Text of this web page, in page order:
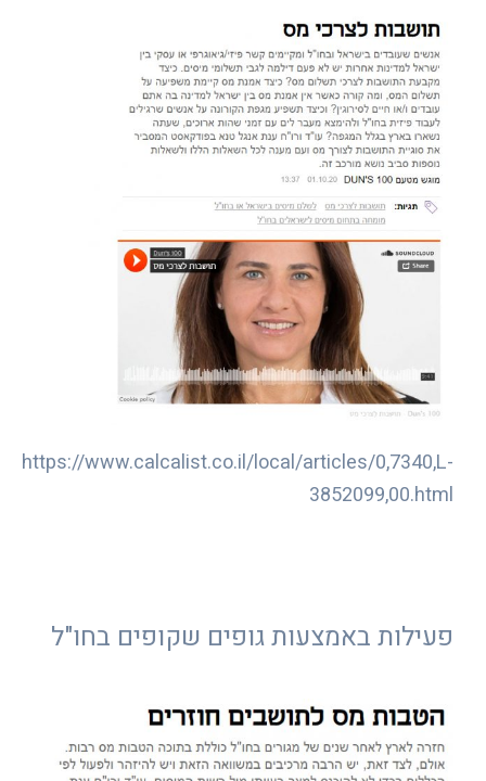
https://www.calcalist.co.il/local/articles/0,7340,L-
3852099,00.html
פעילות באמצעות גופים שקופים בחו"ל